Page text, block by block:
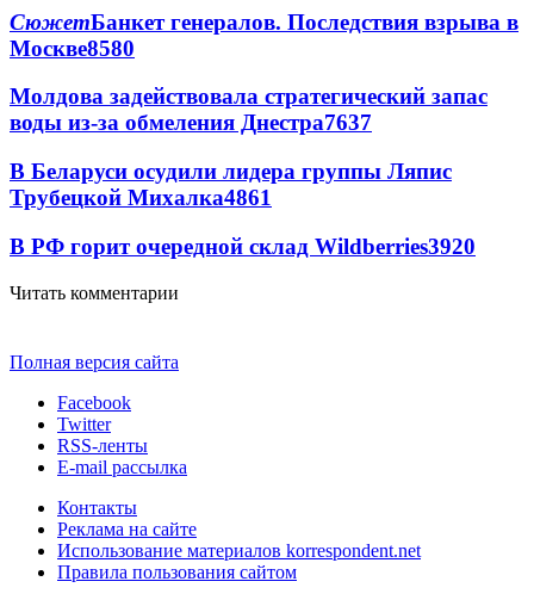
СюжетБанкет генералов. Последствия взрыва в
Москве8580
Молдова задействовала стратегический запас
воды из-за обмеления Днестра7637
В Беларуси осудили лидера группы Ляпис
Трубецкой Михалка4861
В РФ горит очередной склад Wildberries3920
Читать комментарии
Полная версия сайта
Facebook
Twitter
RSS-ленты
E-mail рассылка
Контакты
Реклама на сайте
Использование материалов korrespondent.net
Правила пользования сайтом